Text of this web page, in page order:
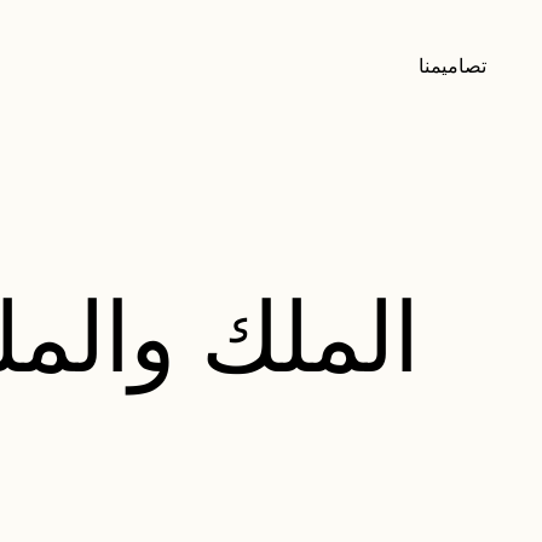
تصاميمنا
الملك